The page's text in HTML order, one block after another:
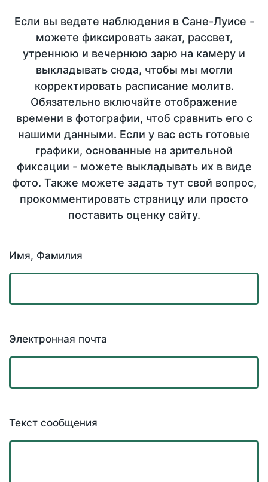
Если вы ведете наблюдения в Сане-Луисе -
можете фиксировать закат, рассвет,
утреннюю и вечернюю зарю на камеру и
выкладывать сюда, чтобы мы могли
корректировать расписание молитв.
Обязательно включайте отображение
времени в фотографии, чтоб сравнить его с
нашими данными. Если у вас есть готовые
графики, основанные на зрительной
фиксации - можете выкладывать их в виде
фото. Также можете задать тут свой вопрос,
прокомментировать страницу или просто
поставить оценку сайту.
Имя, Фамилия
Электронная почта
Текст сообщения